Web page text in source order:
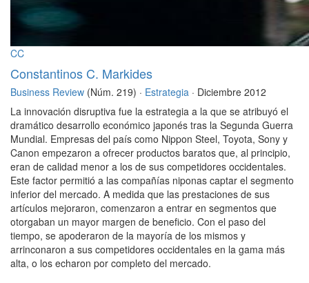
CC
Constantinos C. Markides
Business Review (Núm. 219) · Estrategia · Diciembre 2012
La innovación disruptiva fue la estrategia a la que se atribuyó el
dramático desarrollo económico japonés tras la Segunda Guerra
Mundial. Empresas del país como Nippon Steel, Toyota, Sony y
Canon empezaron a ofrecer productos baratos que, al principio,
eran de calidad menor a los de sus competidores occidentales.
Este factor permitió a las compañías niponas captar el segmento
inferior del mercado. A medida que las prestaciones de sus
artículos mejoraron, comenzaron a entrar en segmentos que
otorgaban un mayor margen de beneficio. Con el paso del
tiempo, se apoderaron de la mayoría de los mismos y
arrinconaron a sus competidores occidentales en la gama más
alta, o los echaron por completo del mercado.